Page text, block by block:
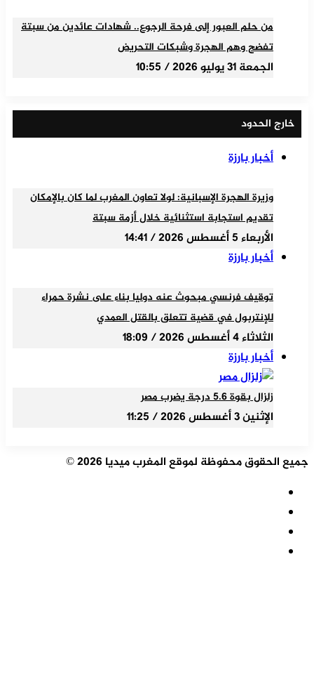
من حلم العبور إلى فرحة الرجوع.. شهادات عائدين من سبتة
تفضح وهم الهجرة وشبكات التحريض
الجمعة 31 يوليو 2026 / 10:55
خارج الحدود
أخبار بارزة
وزيرة الهجرة الإسبانية: لولا تعاون المغرب لما كان بالإمكان
تقديم استجابة استثنائية خلال أزمة سبتة
الأربعاء 5 أغسطس 2026 / 14:41
أخبار بارزة
توقيف فرنسي مبحوث عنه دوليا بناء على نشرة حمراء
للإنتربول في قضية تتعلق بالقتل العمدي
الثلاثاء 4 أغسطس 2026 / 18:09
أخبار بارزة
زلزال بقوة 5.6 درجة يضرب مصر
الإثنين 3 أغسطس 2026 / 11:25
جميع الحقوق محفوظة لموقع المغرب ميديا 2026 ©